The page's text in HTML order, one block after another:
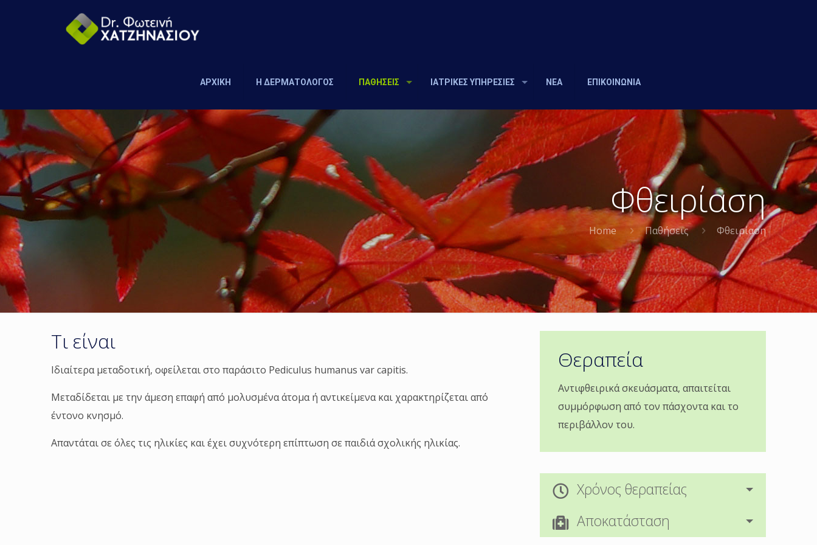
ΑΡΧΙΚΗ Η ΔΕΡΜΑΤΟΛΟΓΟΣ ΠΑΘΗΣΕΙΣ ΙΑΤΡΙΚΕΣ ΥΠΗΡΕΣΙΕΣ ΝΕΑ ΕΠΙΚΟΙΝΩΝΙΑ
Φθειρίαση
Home Παθήσεις Φθειρίαση
Τι είναι
Iδιαίτερα μεταδοτική, οφείλεται στο παράσιτο Pediculus humanus var capitis.
Μεταδίδεται με την άμεση επαφή από μολυσμένα άτομα ή αντικείμενα και χαρακτηρίζεται από
έντονo κνησμό.
Απαντάται σε όλες τις ηλικίες και έχει συχνότερη επίπτωση σε παιδιά σχολικής ηλικίας.
Θεραπεία
Αντιφθειρικά σκευάσματα, απαιτείται
συμμόρφωση από τον πάσχοντα και το
περιβάλλον του.
Xρόνος θεραπείας
Αποκατάσταση